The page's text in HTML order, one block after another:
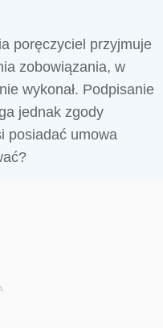
poręczyciel przyjmuje
zobowiązania, w
wykonał. Podpisanie
jednak zgody
posiadać umowa